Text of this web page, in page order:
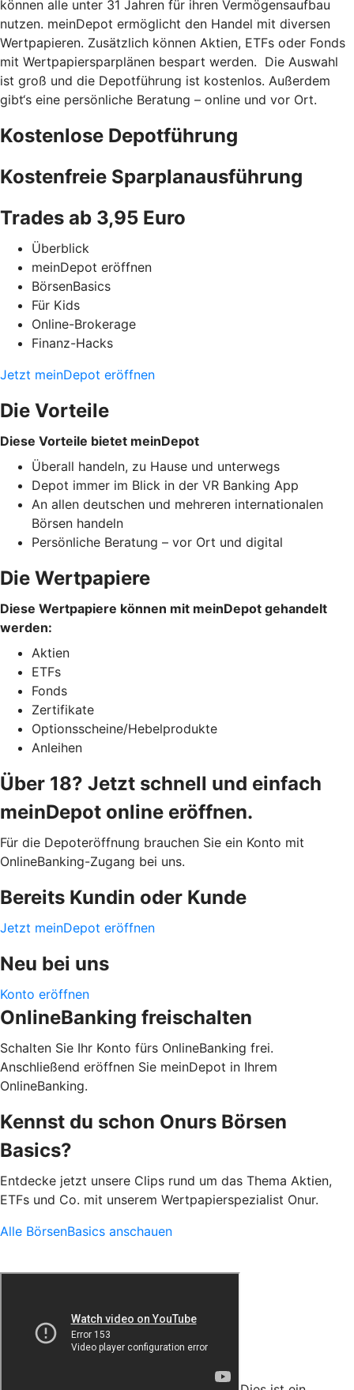
können alle unter 31 Jahren für ihren Vermögensaufbau
nutzen. meinDepot ermöglicht den Handel mit diversen
Wertpapieren. Zusätzlich können Aktien, ETFs oder Fonds
mit Wertpapiersparplänen bespart werden. Die Auswahl
ist groß und die Depotführung ist kostenlos. Außerdem
gibt‘s eine persönliche Beratung – online und vor Ort.
Kostenlose Depotführung
Kostenfreie Sparplanausführung
Trades ab 3,95 Euro
Überblick
meinDepot eröffnen
BörsenBasics
Für Kids
Online-Brokerage
Finanz-Hacks
Jetzt meinDepot eröffnen
Die Vorteile
Diese Vorteile bietet meinDepot
Überall handeln, zu Hause und unterwegs
Depot immer im Blick in der VR Banking App
An allen deutschen und mehreren internationalen
Börsen handeln
Persönliche Beratung – vor Ort und digital
Die Wertpapiere
Diese Wertpapiere können mit meinDepot gehandelt
werden:
Aktien
ETFs
Fonds
Zertifikate
Optionsscheine/Hebelprodukte
Anleihen
Über 18? Jetzt schnell und einfach
meinDepot online eröffnen.
Für die Depoteröffnung brauchen Sie ein Konto mit
OnlineBanking-Zugang bei uns.
Bereits Kundin oder Kunde
Jetzt meinDepot eröffnen
Neu bei uns
Konto eröffnen
OnlineBanking freischalten
Schalten Sie Ihr Konto fürs OnlineBanking frei.
Anschließend eröffnen Sie meinDepot in Ihrem
OnlineBanking.
Kennst du schon Onurs Börsen
Basics?
Entdecke jetzt unsere Clips rund um das Thema Aktien,
ETFs und Co. mit unserem Wertpapierspezialist Onur.
Alle BörsenBasics anschauen